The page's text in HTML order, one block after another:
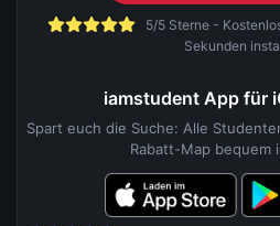
5/5 Sterne -
Sekunden
iamstudent App für
Spart euch die Suche: Alle
Rabatt-Map bequem